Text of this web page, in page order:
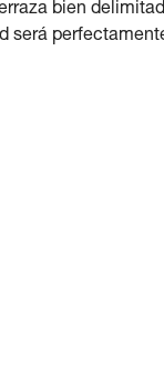
bien
será